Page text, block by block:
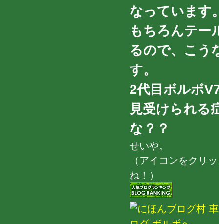
なっています
もちろんテー
るので、こう
す。
2代目ボルボ
見受けられる
な？？
せいや。
（アイコンをクリ
ね！）